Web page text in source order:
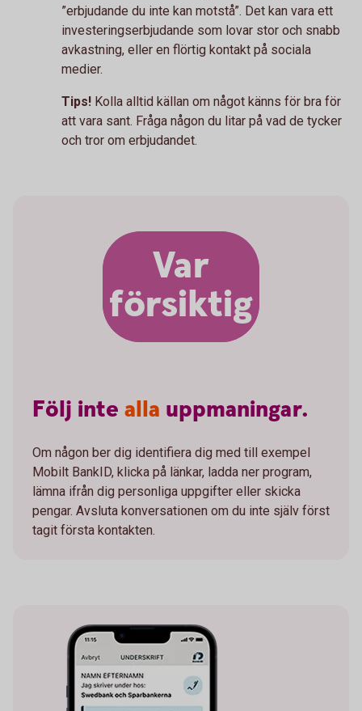
”erbjudande du inte kan motstå”. Det kan vara ett
investeringserbjudande som lovar stor och snabb
avkastning, eller en flörtig kontakt på sociala
medier.
Tips! Kolla alltid källan om något känns för bra för
att vara sant. Fråga någon du litar på vad de tycker
och tror om erbjudandet.
Var
försiktig
Följ inte alla uppmaningar.
Om någon ber dig identifiera dig med till exempel
Mobilt BankID, klicka på länkar, ladda ner program,
lämna ifrån dig personliga uppgifter eller skicka
pengar. Avsluta konversationen om du inte själv först
tagit första kontakten.